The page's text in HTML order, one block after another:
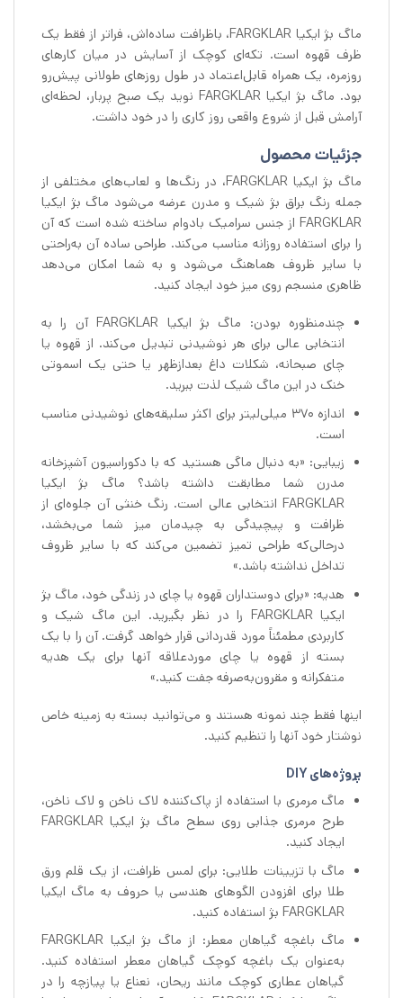
ماگ بژ ایکیا FARGKLAR، باظرافت ساده‌اش، فراتر از فقط یک
ظرف قهوه است. تکه‌ای کوچک از آسایش در میان کارهای
روزمره، یک همراه قابل‌اعتماد در طول روزهای طولانی پیش‌رو
بود. ماگ بژ ایکیا FARGKLAR نوید یک صبح پربار، لحظه‌ای
آرامش قبل از شروع واقعی روز کاری را در خود داشت.
جزئیات محصول
ماگ بژ ایکیا FARGKLAR، در رنگ‌ها و لعاب‌های مختلفی از
جمله رنگ براق بژ شیک و مدرن عرضه می‌شود ماگ بژ ایکیا
FARGKLAR از جنس سرامیک بادوام ساخته شده است که آن
را برای استفاده روزانه مناسب می‌کند. طراحی ساده آن به‌راحتی
با سایر ظروف هماهنگ می‌شود و به شما امکان می‌دهد
ظاهری منسجم روی میز خود ایجاد کنید.
چندمنظوره بودن: ماگ بژ ایکیا FARGKLAR آن را به
انتخابی عالی برای هر نوشیدنی تبدیل می‌کند. از قهوه یا
چای صبحانه، شکلات داغ بعدازظهر یا حتی یک اسموتی
خنک در این ماگ شیک لذت ببرید.
اندازه ۳۷۰ میلی‌لیتر برای اکثر سلیقه‌های نوشیدنی مناسب
است.
زیبایی: «به دنبال ماگی هستید که با دکوراسیون آشپزخانه
مدرن شما مطابقت داشته باشد؟ ماگ بژ ایکیا
FARGKLAR انتخابی عالی است. رنگ خنثی آن جلوه‌ای از
ظرافت و پیچیدگی به چیدمان میز شما می‌بخشد،
درحالی‌که طراحی تمیز تضمین می‌کند که با سایر ظروف
تداخل نداشته باشد.»
هدیه: «برای دوستداران قهوه یا چای در زندگی خود، ماگ بژ
ایکیا FARGKLAR را در نظر بگیرید. این ماگ شیک و
کاربردی مطمئناً مورد قدردانی قرار خواهد گرفت. آن را با یک
بسته از قهوه یا چای موردعلاقه آنها برای یک هدیه
متفکرانه و مقرون‌به‌صرفه جفت کنید.»
اینها فقط چند نمونه هستند و می‌توانید بسته به زمینه خاص
نوشتار خود آنها را تنظیم کنید.
پروژه‌های DIY
ماگ مرمری با استفاده از پاک‌کننده لاک ناخن و لاک ناخن،
طرح مرمری جذابی روی سطح ماگ بژ ایکیا FARGKLAR
ایجاد کنید.
ماگ با تزیینات طلایی: برای لمس ظرافت، از یک قلم ورق
طلا برای افزودن الگوهای هندسی یا حروف به ماگ ایکیا
FARGKLAR بژ استفاده کنید.
ماگ باغچه گیاهان معطر: از ماگ بژ ایکیا FARGKLAR
به‌عنوان یک باغچه کوچک گیاهان معطر استفاده کنید.
گیاهان عطاری کوچک مانند ریحان، نعناع یا پیازچه را در